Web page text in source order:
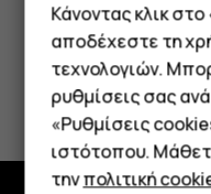
Tablet
Το βρήκατε
Ναι Όχι
Κάνοντας κλικ
αποδέχεστε τη
τεχνολογιών.
ρυθμίσεις σας
«Ρυθμίσεις
ιστότοπου.
τηνπολιτική